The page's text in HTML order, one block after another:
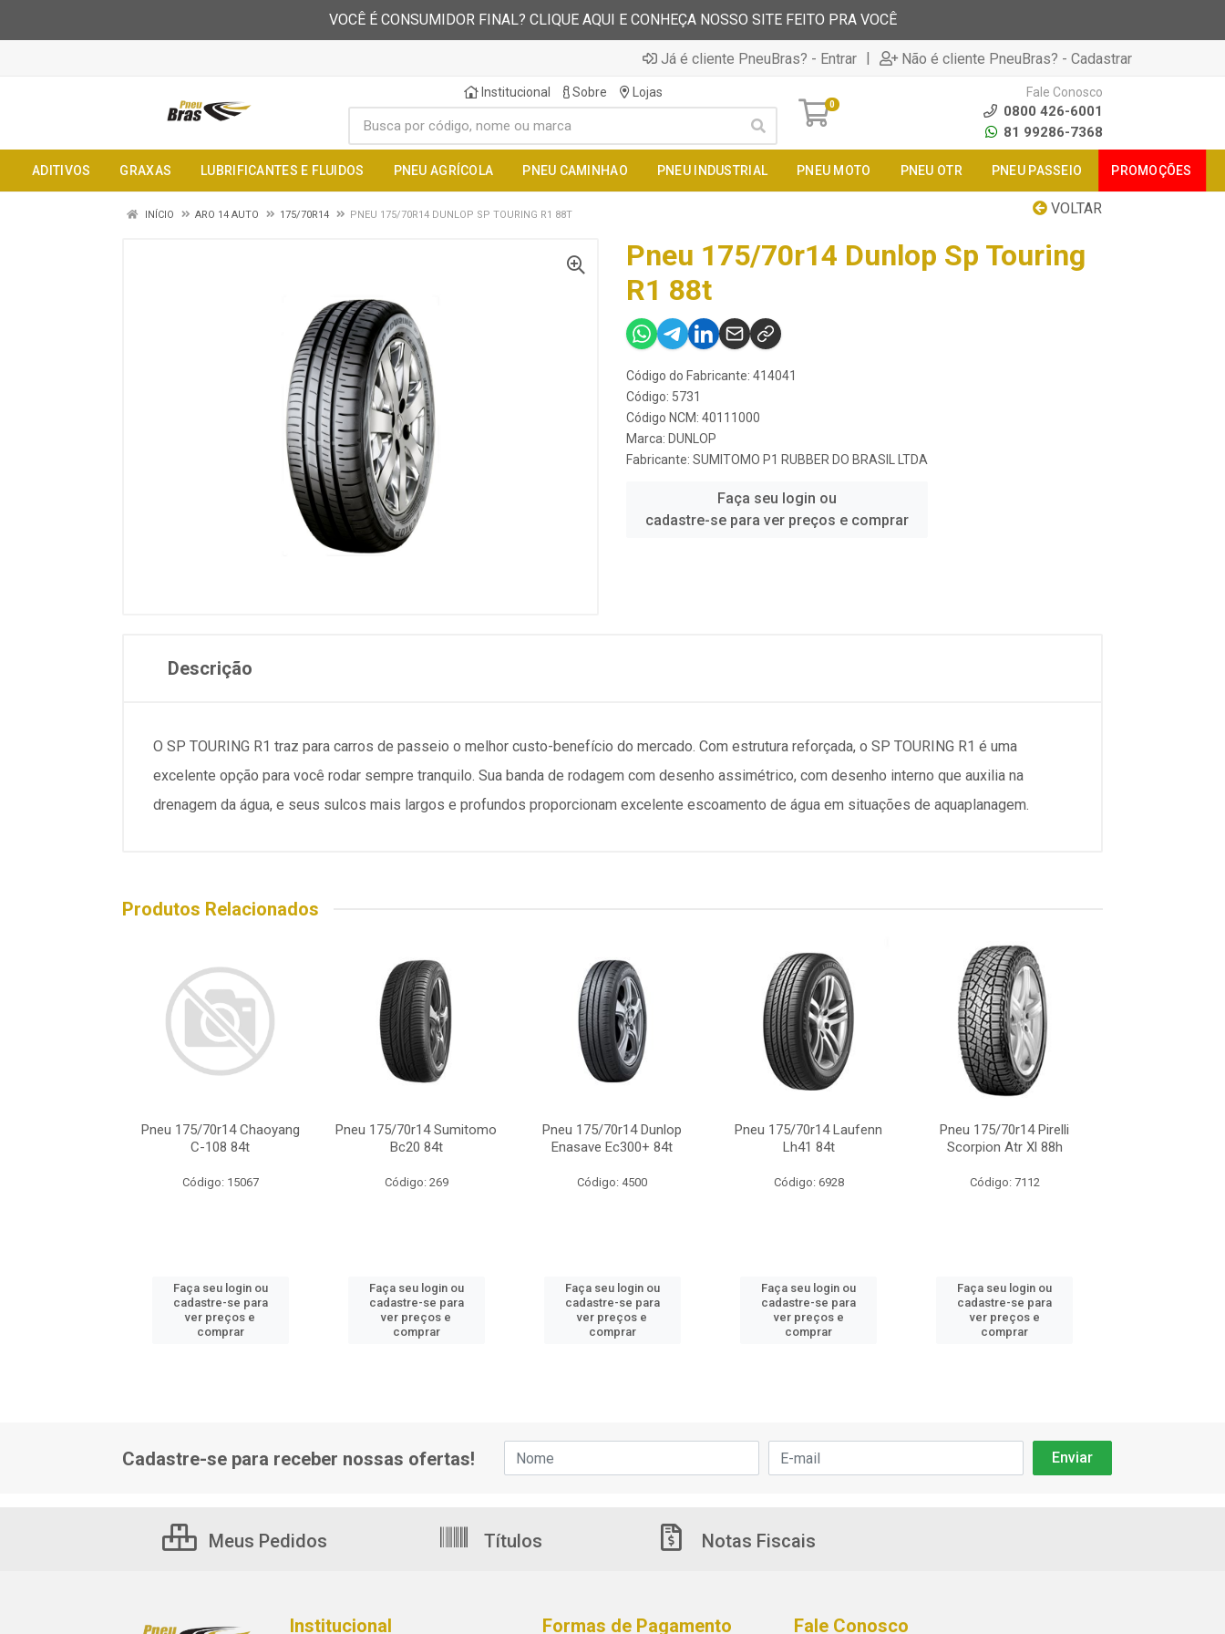
VOCÊ É CONSUMIDOR FINAL? CLIQUE AQUI E CONHEÇA NOSSO SITE FEITO PRA VOCÊ
Já é cliente PneuBras? - Entrar | Não é cliente PneuBras? - Cadastrar
Institucional Sobre Lojas
0
Fale Conosco
0800 426-6001
81 99286-7368
ADITIVOS GRAXAS LUBRIFICANTES E FLUIDOS PNEU AGRÍCOLA PNEU CAMINHAO PNEU INDUSTRIAL PNEU MOTO PNEU OTR PNEU PASSEIO PROMOÇÕES
VOLTAR
INÍCIO ARO 14 AUTO 175/70R14 PNEU 175/70R14 DUNLOP SP TOURING R1 88T
Pneu 175/70r14 Dunlop Sp Touring
R1 88t
Código do Fabricante: 414041
Código: 5731
Código NCM: 40111000
Marca: DUNLOP
Fabricante: SUMITOMO P1 RUBBER DO BRASIL LTDA
Faça seu login ou
cadastre-se para ver preços e comprar
Descrição
O SP TOURING R1 traz para carros de passeio o melhor custo-benefício do mercado. Com estrutura reforçada, o SP TOURING R1 é uma
excelente opção para você rodar sempre tranquilo. Sua banda de rodagem com desenho assimétrico, com desenho interno que auxilia na
drenagem da água, e seus sulcos mais largos e profundos proporcionam excelente escoamento de água em situações de aquaplanagem.
Produtos Relacionados
Pneu 175/70r14 Chaoyang
C-108 84t
Código: 15067
Faça seu login ou
cadastre-se para
ver preços e
comprar
Pneu 175/70r14 Sumitomo
Bc20 84t
Código: 269
Faça seu login ou
cadastre-se para
ver preços e
comprar
Pneu 175/70r14 Dunlop
Enasave Ec300+ 84t
Código: 4500
Faça seu login ou
cadastre-se para
ver preços e
comprar
Pneu 175/70r14 Laufenn
Lh41 84t
Código: 6928
Faça seu login ou
cadastre-se para
ver preços e
comprar
Pneu 175/70r14 Pirelli
Scorpion Atr Xl 88h
Código: 7112
Faça seu login ou
cadastre-se para
ver preços e
comprar
Cadastre-se para receber nossas ofertas!
Meus Pedidos Títulos Notas Fiscais
Institucional Formas de Pagamento Fale Conosco